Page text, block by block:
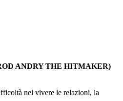
ANDRY THE HITMAKER)
nel vivere le relazioni, la